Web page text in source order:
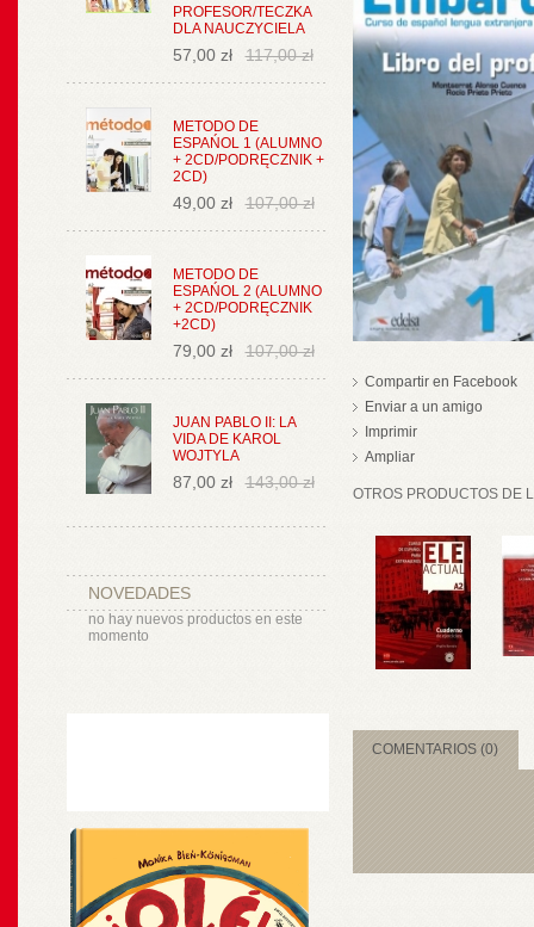
PROFESOR/TECZKA
DLA NAUCZYCIELA
57,00 zł 117,00 zł
METODO DE
ESPAŃOL 1 (ALUMNO
+ 2CD/PODRĘCZNIK +
2CD)
49,00 zł 107,00 zł
METODO DE
ESPAŃOL 2 (ALUMNO
+ 2CD/PODRĘCZNIK
+2CD)
79,00 zł 107,00 zł
JUAN PABLO II: LA
VIDA DE KAROL
WOJTYLA
87,00 zł 143,00 zł
NOVEDADES
no hay nuevos productos en este
momento
Compartir en Facebook
Enviar a un amigo
Imprimir
Ampliar
OTROS PRODUCTOS DE
COMENTARIOS (0)